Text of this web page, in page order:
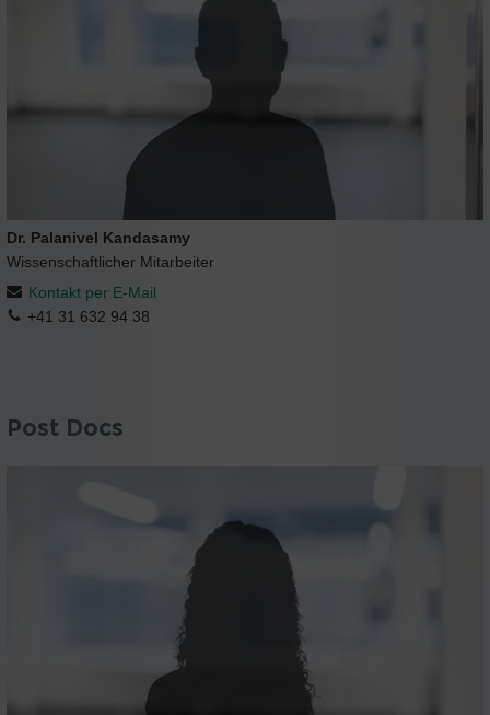
Dr. Palanivel Kandasamy
Wissenschaftlicher Mitarbeiter
Kontakt per E-Mail
+41 31 632 94 38
Post Docs